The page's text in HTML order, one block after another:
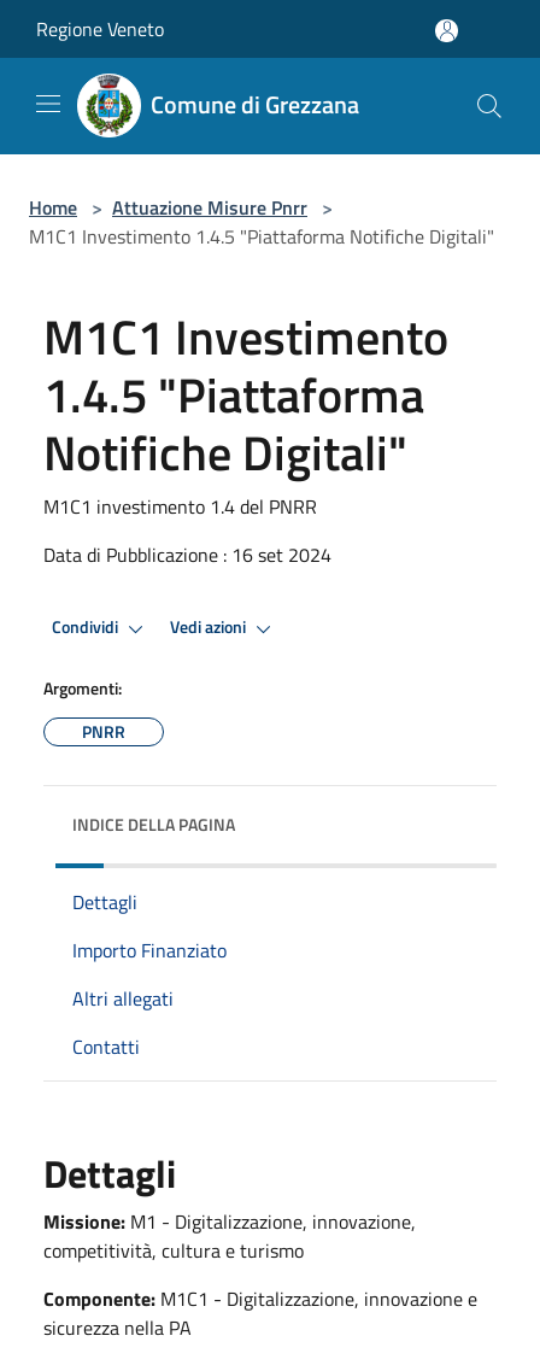
Regione Veneto
Comune di Grezzana
Home > Attuazione Misure Pnrr >
M1C1 Investimento 1.4.5 "Piattaforma Notifiche Digitali"
M1C1 Investimento
1.4.5 "Piattaforma
Notifiche Digitali"
M1C1 investimento 1.4 del PNRR
Data di Pubblicazione : 16 set 2024
Condividi Vedi azioni
Argomenti:
PNRR
INDICE DELLA PAGINA
Dettagli
Importo Finanziato
Altri allegati
Contatti
Dettagli
Missione: M1 - Digitalizzazione, innovazione,
competitività, cultura e turismo
Componente: M1C1 - Digitalizzazione, innovazione e
sicurezza nella PA